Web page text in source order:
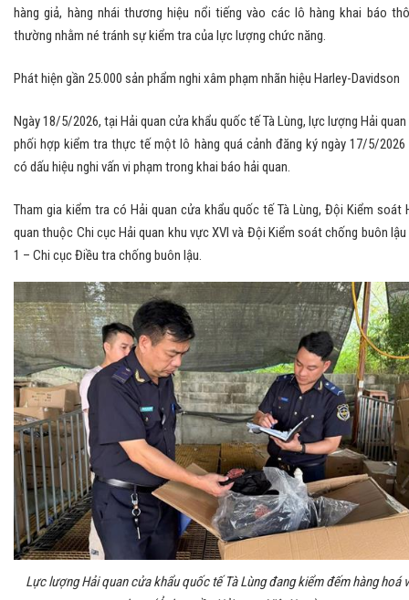
hàng giả, hàng nhái thương hiệu nổi tiếng vào các lô hàng khai báo
thường nhằm né tránh sự kiểm tra của lực lượng chức năng.
Phát hiện gần 25.000 sản phẩm nghi xâm phạm nhãn hiệu Harley-Davidson
Ngày 18/5/2026, tại Hải quan cửa khẩu quốc tế Tà Lùng, lực lượng Hải
phối hợp kiểm tra thực tế một lô hàng quá cảnh đăng ký ngày 17/5/2026
có dấu hiệu nghi vấn vi phạm trong khai báo hải quan.
Tham gia kiểm tra có Hải quan cửa khẩu quốc tế Tà Lùng, Đội Kiểm soát
quan thuộc Chi cục Hải quan khu vực XVI và Đội Kiểm soát chống buôn
1 – Chi cục Điều tra chống buôn lậu.
Lực lượng Hải quan cửa khẩu quốc tế Tà Lùng đang kiểm đếm hàng hoá